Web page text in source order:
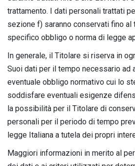
trattamento. I dati personali trattati
sezione f) saranno conservati fino
specifico obbligo o norma di legge
In generale, il Titolare si riserva in
Suoi dati per il tempo necessario ad
eventuale obbligo normativo cui lo
soddisfare eventuali esigenze
la possibilità per il Titolare di
personali per il periodo di tempo
legge Italiana a tutela dei propri
Maggiori informazioni in merito al